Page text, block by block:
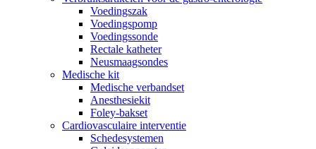
Voedingszak
Voedingspomp
Voedingssonde
Rectale katheter
Neusmaagsondes
Medische kit
Medische verbandset
Anesthesiekit
Foley-bakset
Cardiovasculaire interventie
Schedesystemen